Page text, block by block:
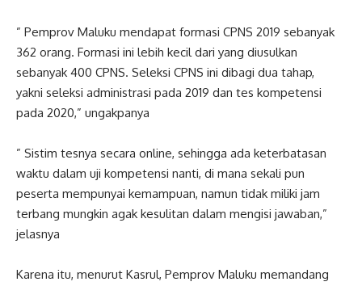
” Pemprov Maluku mendapat formasi CPNS 2019 sebanyak
362 orang. Formasi ini lebih kecil dari yang diusulkan
sebanyak 400 CPNS. Seleksi CPNS ini dibagi dua tahap,
yakni seleksi administrasi pada 2019 dan tes kompetensi
pada 2020,” ungakpanya
” Sistim tesnya secara online, sehingga ada keterbatasan
waktu dalam uji kompetensi nanti, di mana sekali pun
peserta mempunyai kemampuan, namun tidak miliki jam
terbang mungkin agak kesulitan dalam mengisi jawaban,”
jelasnya
Karena itu, menurut Kasrul, Pemprov Maluku memandang